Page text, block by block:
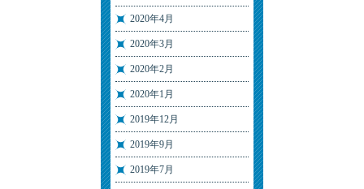
2020年4月
2020年3月
2020年2月
2020年1月
2019年12月
2019年9月
2019年7月